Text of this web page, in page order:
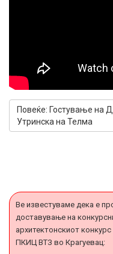
Повеќе: Гостување на
Утринска на Телма
Ве известуваме дека е
доставување на
архитектонскиот
ПКИЦ ВТЗ во Крагуевац: